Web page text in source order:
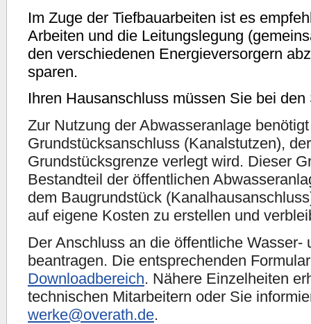
Im Zuge der Tiefbauarbeiten ist es
Arbeiten und die Leitungslegung
den verschiedenen Energieversorgern
sparen.
Ihren Hausanschluss müssen Sie bei
Zur Nutzung der Abwasseranlage
Grundstücksanschluss (Kanalstutzen),
Grundstücksgrenze verlegt wird. Dieser
Bestandteil der öffentlichen
dem Baugrundstück
auf eigene Kosten zu erstellen und
Der Anschluss an die öffentliche Wasser-
beantragen. Die entsprechenden
Downloadbereich. Nähere Einzelheiten
technischen Mitarbeitern oder Sie
werke@overath.de.